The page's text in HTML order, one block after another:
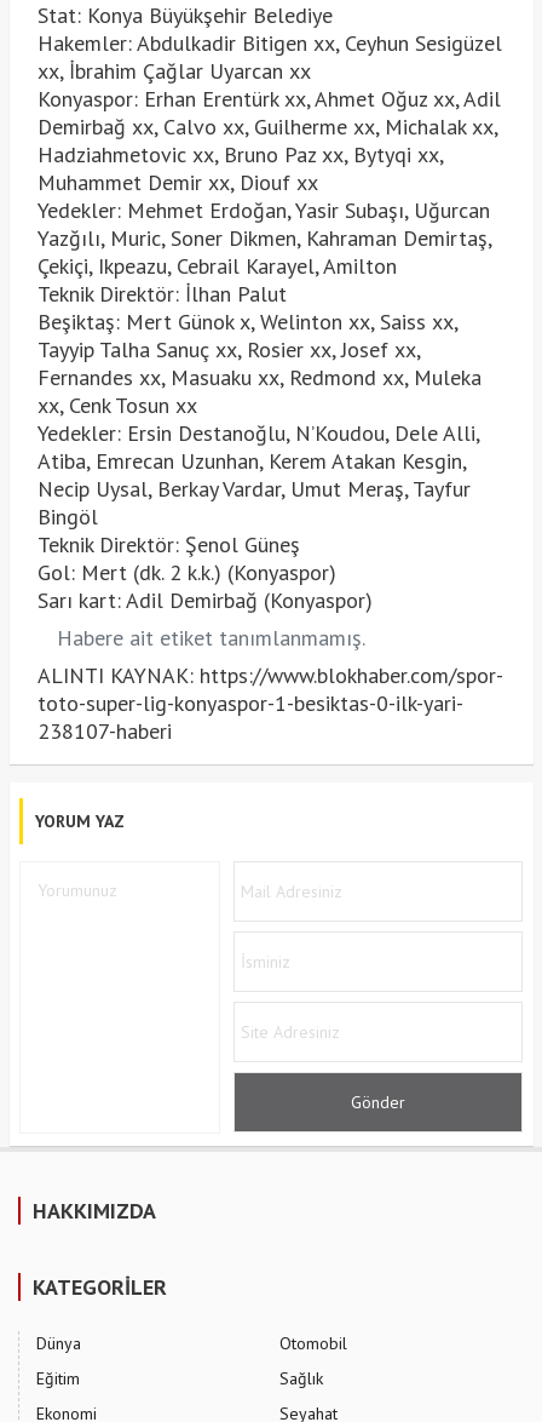
Stat: Konya Büyükşehir Belediye
Hakemler: Abdulkadir Bitigen xx, Ceyhun Sesigüzel
xx, İbrahim Çağlar Uyarcan xx
Konyaspor: Erhan Erentürk xx, Ahmet Oğuz xx, Adil
Demirbağ xx, Calvo xx, Guilherme xx, Michalak xx,
Hadziahmetovic xx, Bruno Paz xx, Bytyqi xx,
Muhammet Demir xx, Diouf xx
Yedekler: Mehmet Erdoğan, Yasir Subaşı, Uğurcan
Yazğılı, Muric, Soner Dikmen, Kahraman Demirtaş,
Çekiçi, Ikpeazu, Cebrail Karayel, Amilton
Teknik Direktör: İlhan Palut
Beşiktaş: Mert Günok x, Welinton xx, Saiss xx,
Tayyip Talha Sanuç xx, Rosier xx, Josef xx,
Fernandes xx, Masuaku xx, Redmond xx, Muleka
xx, Cenk Tosun xx
Yedekler: Ersin Destanoğlu, N’Koudou, Dele Alli,
Atiba, Emrecan Uzunhan, Kerem Atakan Kesgin,
Necip Uysal, Berkay Vardar, Umut Meraş, Tayfur
Bingöl
Teknik Direktör: Şenol Güneş
Gol: Mert (dk. 2 k.k.) (Konyaspor)
Sarı kart: Adil Demirbağ (Konyaspor)
Habere ait etiket tanımlanmamış.
ALINTI KAYNAK: https://www.blokhaber.com/spor-
toto-super-lig-konyaspor-1-besiktas-0-ilk-yari-
238107-haberi
YORUM YAZ
HAKKIMIZDA
KATEGORİLER
Dünya
Eğitim
Ekonomi
Otomobil
Sağlık
Seyahat